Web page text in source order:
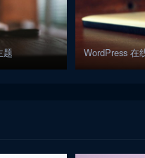
题 WordPress 在